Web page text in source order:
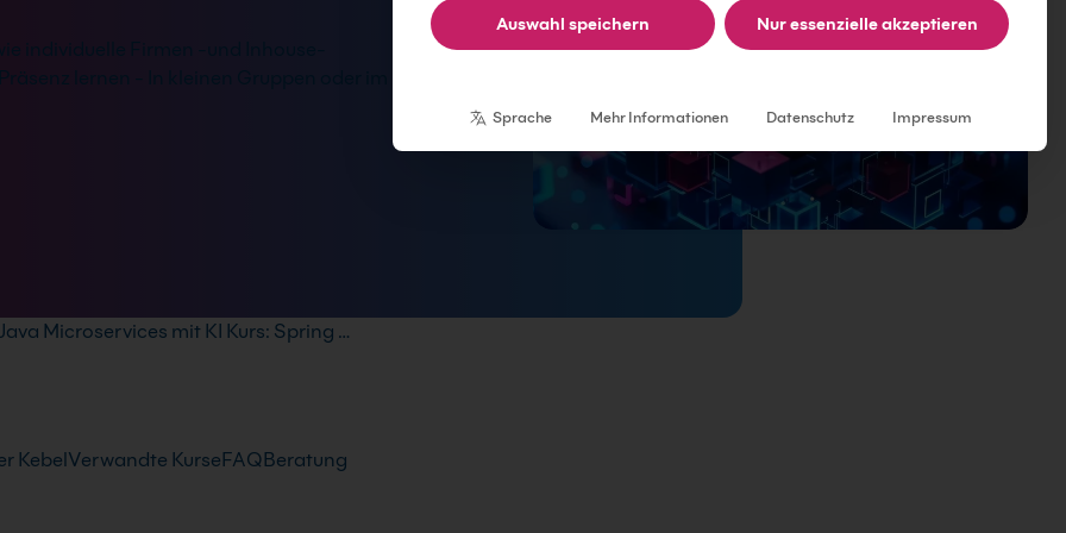
individuelle Firmen -und Inhouse-
lernen - In kleinen Gruppen oder im
Microservices mit KI Kurs: Spring …
KebelVerwandte KurseFAQBeratung
Auswahl speichern Nur essenzielle akzeptieren
Sprache Mehr Informationen Datenschutz Impressum